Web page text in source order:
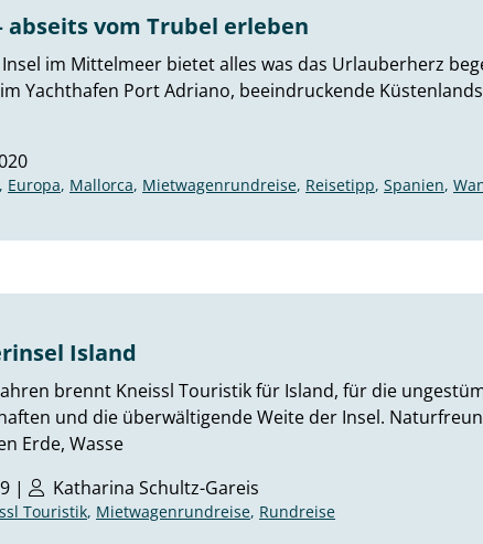
abseits vom Trubel erleben
im Mittelmeer bietet alles was das Urlauberherz
Yachthafen Port Adriano, beeindruckende
, Europa, Mallorca, Mietwagenrundreise, Reisetipp, Spanien,
Island
brennt Kneissl Touristik für Island, für die
und die überwältigende Weite der Insel.
Erde, Wasse
|
Katharina Schultz-Gareis
Touristik, Mietwagenrundreise, Rundreise